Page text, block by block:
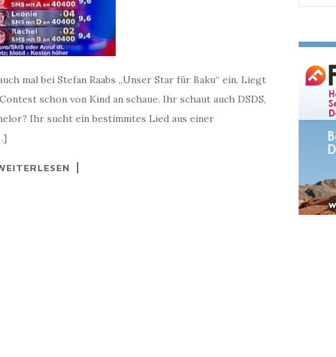
mal bei Stefan Raabs „Unser Star für Baku“ ein. Liegt
schon von Kind an schaue. Ihr schaut auch DSDS,
Ihr sucht ein bestimmtes Lied aus einer